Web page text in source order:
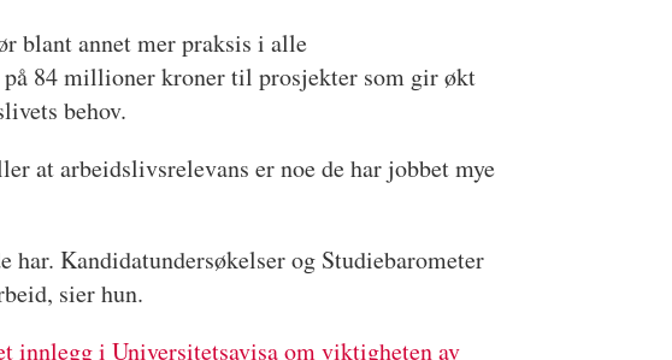
blant annet mer praksis i alle
på 84 millioner kroner til prosjekter som gir økt
behov.
at arbeidslivsrelevans er noe de har jobbet mye
har. Kandidatundersøkelser og Studiebarometer
sier hun.
innlegg i Universitetsavisa om viktigheten av